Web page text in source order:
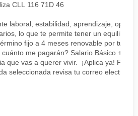
CLL 116 71D 46
laboral, estabilidad, aprendizaje,
lo que te permite tener un equilibrio
fijo a 4 meses renovable por tu
me pagarán? Salario Básico +
que vas a querer vivir. ¡Aplica ya!
seleccionada revisa tu correo